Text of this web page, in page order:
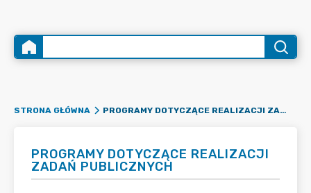
STRONA GŁÓWNA PROGRAMY DOTYCZĄCE REALIZACJI ZADAŃ PUBLICZNYCH
PROGRAMY DOTYCZĄCE REALIZACJI
ZADAŃ PUBLICZNYCH